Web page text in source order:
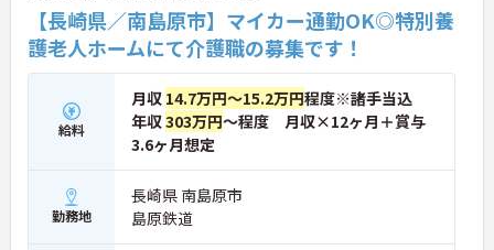
【長崎県／南島原市】マイカー通勤OK◎特別養
護老人ホームにて介護職の募集です！
給料
月収 14.7万円～15.2万円程度※諸手当込
年収303万円～程度 月収×12ヶ月＋賞与
3.6ヶ月想定
勤務地
長崎県 南島原市
島原鉄道